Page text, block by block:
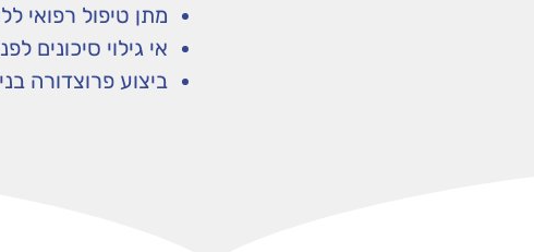
מתן טיפול רפואי
אי גילוי סיכונים
ביצוע פרוצדורה